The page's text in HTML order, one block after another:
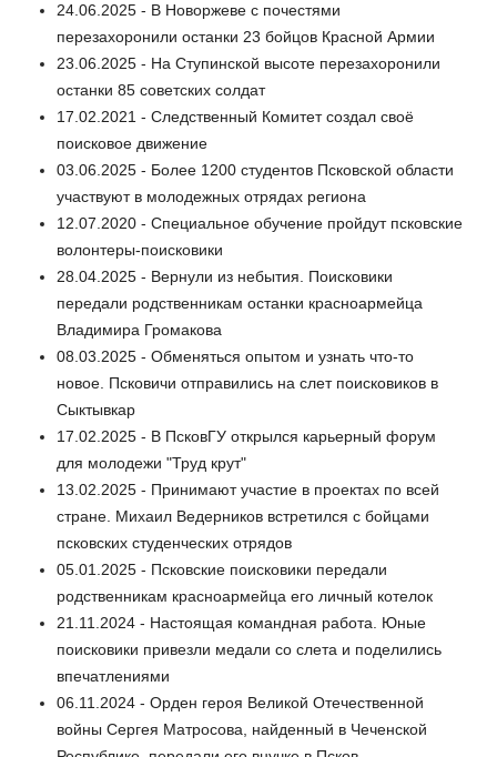
24.06.2025 - В Новоржеве с почестями
перезахоронили останки 23 бойцов Красной Армии
23.06.2025 - На Ступинской высоте перезахоронили
останки 85 советских солдат
17.02.2021 - Следственный Комитет создал своё
поисковое движение
03.06.2025 - Более 1200 студентов Псковской области
участвуют в молодежных отрядах региона
12.07.2020 - Специальное обучение пройдут псковские
волонтеры-поисковики
28.04.2025 - Вернули из небытия. Поисковики
передали родственникам останки красноармейца
Владимира Громакова
08.03.2025 - Обменяться опытом и узнать что-то
новое. Псковичи отправились на слет поисковиков в
Сыктывкар
17.02.2025 - В ПсковГУ открылся карьерный форум
для молодежи "Труд крут"
13.02.2025 - Принимают участие в проектах по всей
стране. Михаил Ведерников встретился с бойцами
псковских студенческих отрядов
05.01.2025 - Псковские поисковики передали
родственникам красноармейца его личный котелок
21.11.2024 - Настоящая командная работа. Юные
поисковики привезли медали со слета и поделились
впечатлениями
06.11.2024 - Орден героя Великой Отечественной
войны Сергея Матросова, найденный в Чеченской